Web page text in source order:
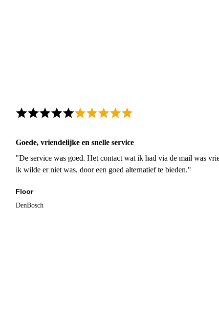
Goede, vriendelijke en snelle service
"De service was goed. Het contact wat ik had via de mail was
ik wilde er niet was, door een goed alternatief te bieden."
Floor
DenBosch